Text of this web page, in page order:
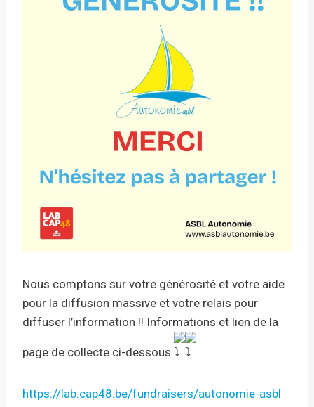
Nous comptons sur votre générosité et votre aide
pour la diffusion massive et votre relais pour
diffuser l’information !! Informations et lien de la
page de collecte ci-dessous
https://lab.cap48.be/fundraisers/autonomie-asbl